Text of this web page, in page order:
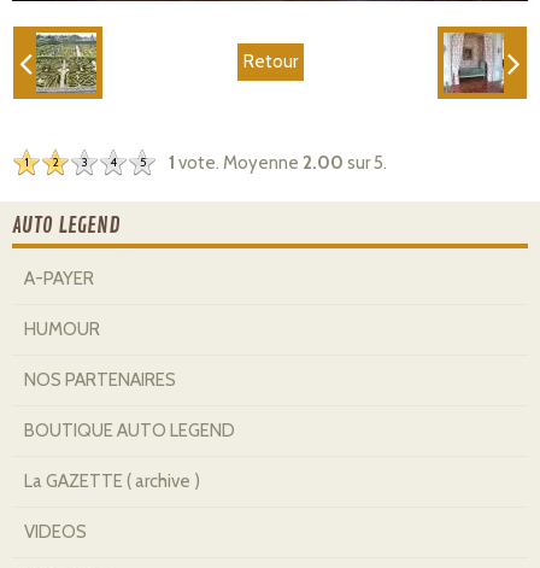
Retour
1 2 3 4 5 1 vote. Moyenne 2.00 sur 5.
AUTO LEGEND
A-PAYER
HUMOUR
NOS PARTENAIRES
BOUTIQUE AUTO LEGEND
La GAZETTE ( archive )
VIDEOS